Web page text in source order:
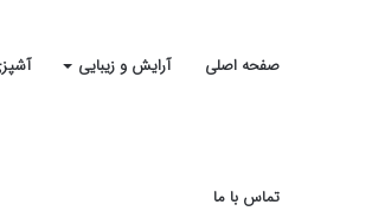
صفحه اصلی آرایش و زیبایی
تماس با ما